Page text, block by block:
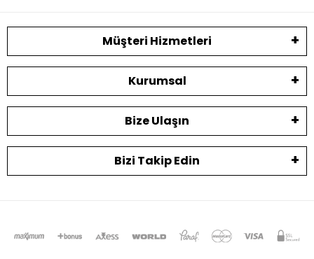
Müşteri Hizmetleri
Kurumsal
Bize Ulaşın
Bizi Takip Edin